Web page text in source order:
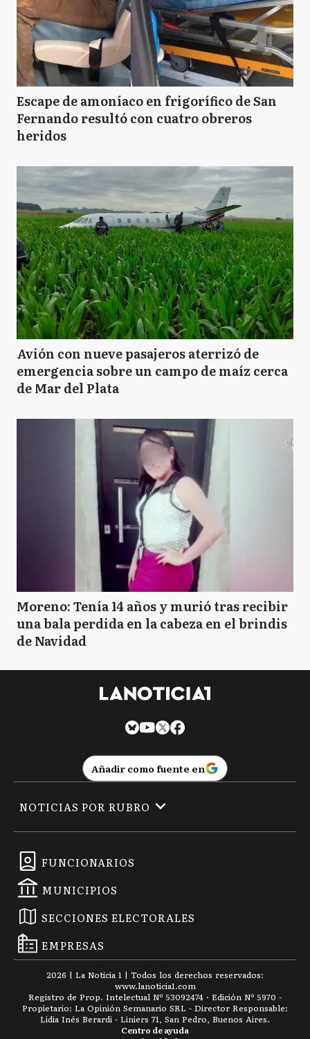
Escape de amoníaco en frigorífico de San
Fernando resultó con cuatro obreros
heridos
Avión con nueve pasajeros aterrizó de
emergencia sobre un campo de maíz cerca
de Mar del Plata
Moreno: Tenía 14 años y murió tras recibir
una bala perdida en la cabeza en el brindis
de Navidad
Añadir como fuente en
FUNCIONARIOS
MUNICIPIOS
SECCIONES ELECTORALES
EMPRESAS
NOTICIAS POR RUBRO
2026 | La Noticia 1 | Todos los derechos reservados:
www.lanoticia1.com
Registro de Prop. Intelectual Nº 53092474 · Edición Nº 5970 -
Propietario: La Opinión Semanario SRL - Director Responsable:
Lidia Inés Berardi - Liniers 71, San Pedro, Buenos Aires.
Centro de ayuda